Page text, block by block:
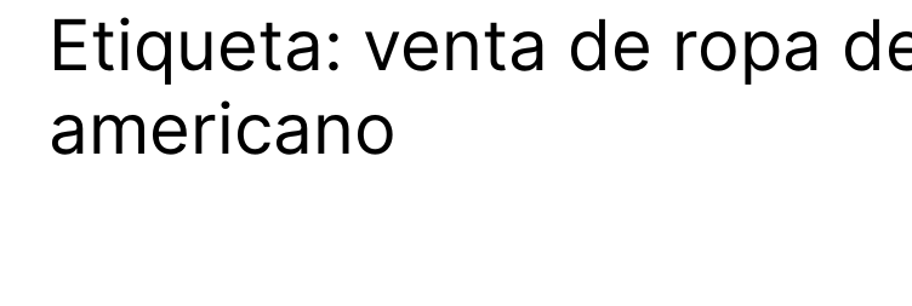
Etiqueta: venta de ropa
americano